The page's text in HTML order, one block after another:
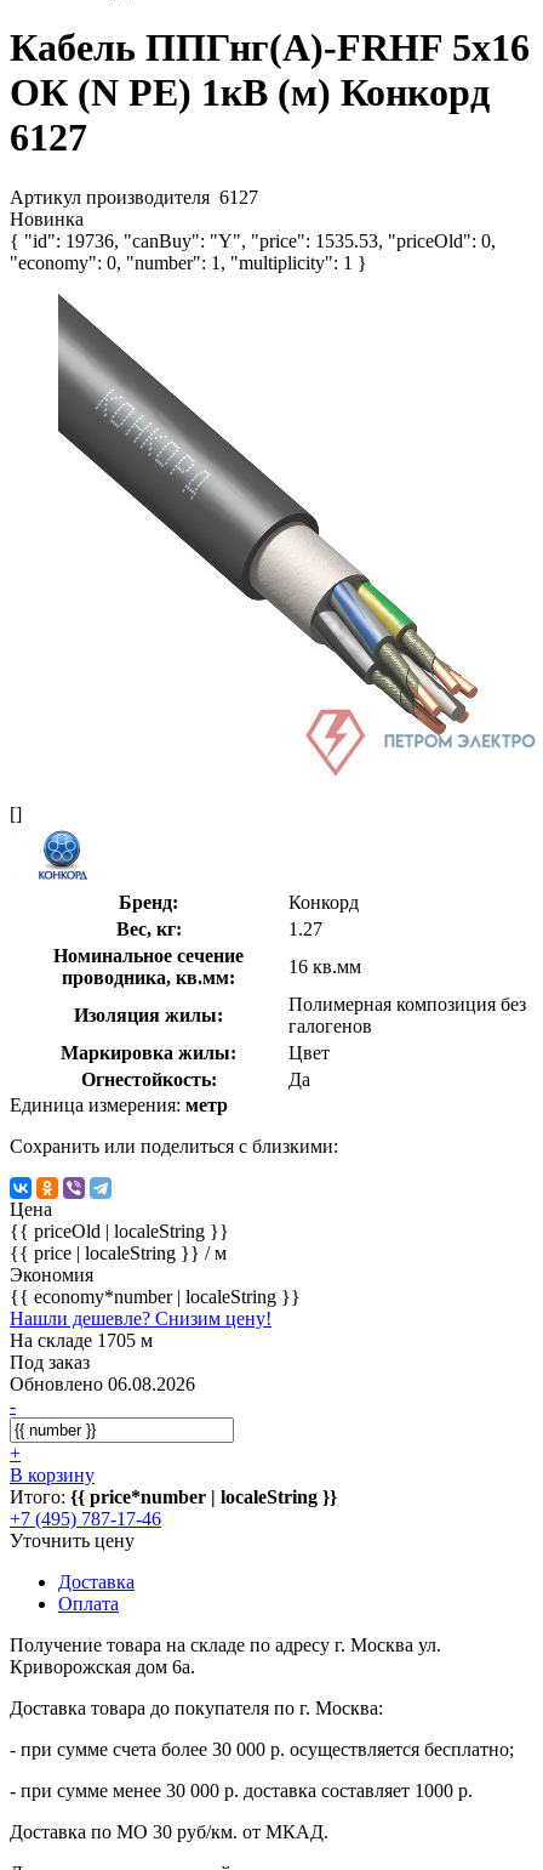
Кабель ППГнг(А)-FRHF 5х16
ОК (N PE) 1кВ (м) Конкорд
6127
Артикул производителя 6127
Новинка
{ "id": 19736, "canBuy": "Y", "price": 1535.53, "priceOld": 0,
"economy": 0, "number": 1, "multiplicity": 1 }
[]
Бренд:
Конкорд
Вес, кг:
1.27
Номинальное сечение
проводника, кв.мм:
16 кв.мм
Изоляция жилы:
Полимерная композиция без
галогенов
Маркировка жилы:
Цвет
Огнестойкость:
Да
Единица измерения: метр
Сохранить или поделиться с близкими:
Цена
{{ priceOld | localeString }}
{{ price | localeString }} / м
Экономия
{{ economy*number | localeString }}
Нашли дешевле? Снизим цену!
На складе 1705 м
Под заказ
Обновлено 06.08.2026
-
+
В корзину
Итого: {{ price*number | localeString }}
+7 (495) 787-17-46
Уточнить цену
Доставка
Оплата
Получение товара на складе по адресу г. Москва ул.
Криворожская дом 6а.
Доставка товара до покупателя по г. Москва:
- при сумме счета более 30 000 р. осуществляется бесплатно;
- при сумме менее 30 000 р. доставка составляет 1000 р.
Доставка по МО 30 руб/км. от МКАД.